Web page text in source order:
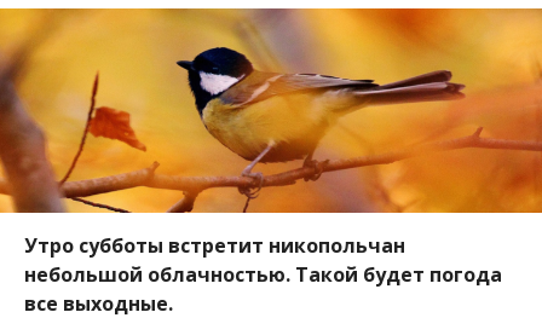
Утро субботы встретит никопольчан
небольшой облачностью. Такой будет погода
все выходные.